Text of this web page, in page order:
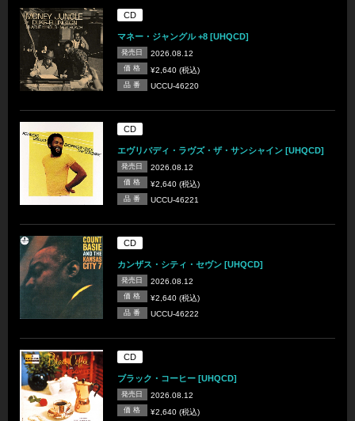
CD
マネー・ジャングル +8 [UHQCD]
発売日 2026.08.12
価 格 ¥2,640 (税込)
品 番 UCCU-46220
CD
エヴリバディ・ラヴズ・ザ・サンシャイン [UHQCD]
発売日 2026.08.12
価 格 ¥2,640 (税込)
品 番 UCCU-46221
CD
カンザス・シティ・セヴン [UHQCD]
発売日 2026.08.12
価 格 ¥2,640 (税込)
品 番 UCCU-46222
CD
ブラック・コーヒー [UHQCD]
発売日 2026.08.12
価 格 ¥2,640 (税込)